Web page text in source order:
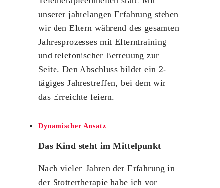
unserer jahrelangen Erfahrung stehen
wir den Eltern während des gesamten
Jahresprozesses mit Elterntraining
und telefonischer Betreuung zur
Seite. Den Abschluss bildet ein 2-
tägiges Jahrestreffen, bei dem wir
das Erreichte feiern.
Dynamischer Ansatz
Das Kind steht im Mittelpunkt
Nach vielen Jahren der Erfahrung in
der Stottertherapie habe ich vor